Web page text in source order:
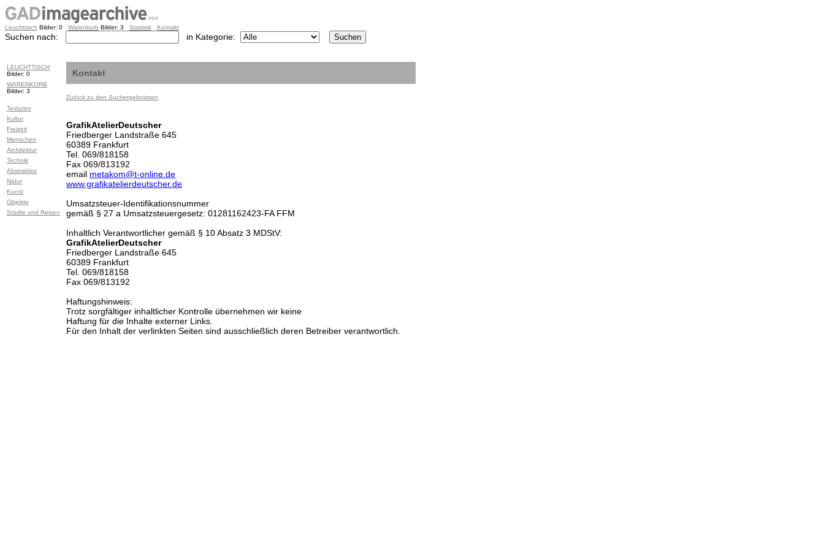
Leuchttisch Bilder: 0 Warenkorb Bilder: 3 Statistik Kontakt
Suchen nach: in Kategorie:
LEUCHTTISCH
Bilder: 0
WARENKORB
Bilder: 3
Texturen
Kultur
Freizeit
Menschen
Architektur
Technik
Abstraktes
Natur
Kunst
Objekte
Städte und Reisen
Kontakt
Zurück zu den Suchergebnissen
GrafikAtelierDeutscher
Friedberger Landstraße 645
60389 Frankfurt
Tel. 069/818158
Fax 069/813192
email metakom@t-online.de
www.grafikatelierdeutscher.de
Umsatzsteuer-Identifikationsnummer
gemäß § 27 a Umsatzsteuergesetz: 01281162423-FA FFM
Inhaltlich Verantwortlicher gemäß § 10 Absatz 3 MDStV:
GrafikAtelierDeutscher
Friedberger Landstraße 645
60389 Frankfurt
Tel. 069/818158
Fax 069/813192
Haftungshinweis:
Trotz sorgfältiger inhaltlicher Kontrolle übernehmen wir keine
Haftung für die Inhalte externer Links.
Für den Inhalt der verlinkten Seiten sind ausschließlich deren Betreiber verantwortlich.